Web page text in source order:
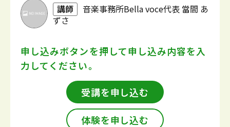
講師
音楽事務所Bella voce代表 當間 あ
ずさ
申し込みボタンを押して申し込み内容を入
力してください。
受講を申し込む
体験を申し込む